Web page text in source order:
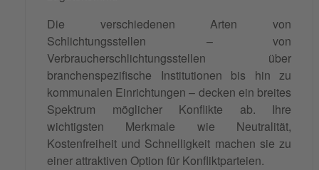
Die verschiedenen Arten von
Schlichtungsstellen – von
Verbraucherschlichtungsstellen über
branchenspezifische Institutionen bis hin zu
kommunalen Einrichtungen – decken ein breites
Spektrum möglicher Konflikte ab. Ihre
wichtigsten Merkmale wie Neutralität,
Kostenfreiheit und Schnelligkeit machen sie zu
einer attraktiven Option für Konfliktparteien.